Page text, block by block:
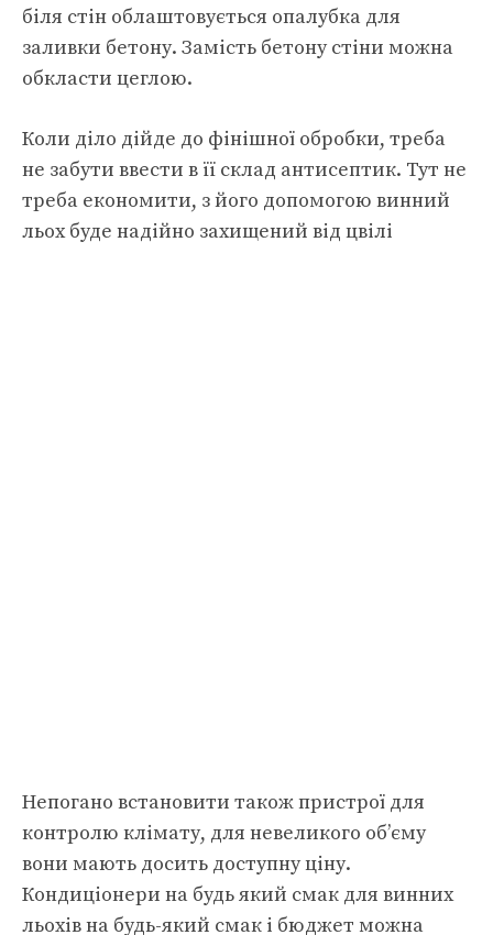
біля стін облаштовується опалубка для
заливки бетону. Замість бетону стіни можна
обкласти цеглою.
Коли діло дійде до фінішної обробки, треба
не забути ввести в її склад антисептик. Тут не
треба економити, з його допомогою винний
льох буде надійно захищений від цвілі
Непогано встановити також пристрої для
контролю клімату, для невеликого об’єму
вони мають досить доступну ціну.
Кондиціонери на будь який смак для винних
льохів на будь-який смак і бюджет можна